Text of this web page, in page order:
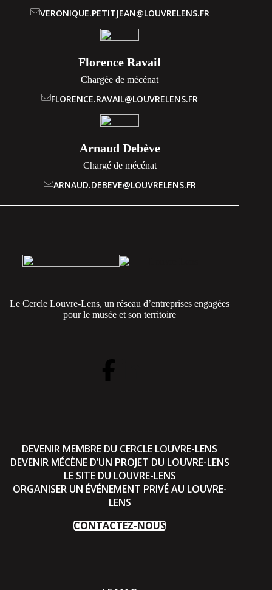
VERONIQUE.PETITJEAN@LOUVRELENS.FR
Florence Ravail
Chargée de mécénat
FLORENCE.RAVAIL@LOUVRELENS.FR
Arnaud Debève
Chargé de mécénat
ARNAUD.DEBEVE@LOUVRELENS.FR
Le Cercle Louvre-Lens, un réseau d’entreprises engagées
pour le musée et son territoire
DEVENIR MEMBRE DU CERCLE LOUVRE-LENS
DEVENIR MÉCÈNE D’UN PROJET DU LOUVRE-LENS
LE SITE DU LOUVRE-LENS
ORGANISER UN ÉVÉNEMENT PRIVÉ AU LOUVRE-
LENS
CONTACTEZ-NOUS